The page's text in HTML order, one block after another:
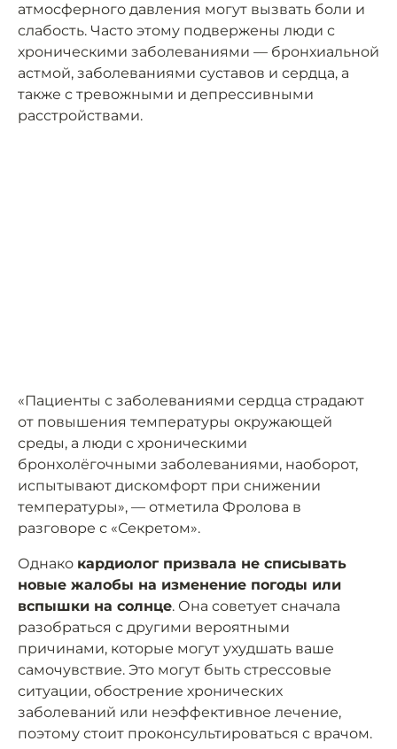
атмосферного давления могут вызвать боли и
слабость. Часто этому подвержены люди с
хроническими заболеваниями — бронхиальной
астмой, заболеваниями суставов и сердца, а
также с тревожными и депрессивными
расстройствами.
«Пациенты с заболеваниями сердца страдают
от повышения температуры окружающей
среды, а люди с хроническими
бронхолёгочными заболеваниями, наоборот,
испытывают дискомфорт при снижении
температуры», — отметила Фролова в
разговоре с «Секретом».
Однако кардиолог призвала не списывать
новые жалобы на изменение погоды или
вспышки на солнце. Она советует сначала
разобраться с другими вероятными
причинами, которые могут ухудшать ваше
самочувствие. Это могут быть стрессовые
ситуации, обострение хронических
заболеваний или неэффективное лечение,
поэтому стоит проконсультироваться с врачом.